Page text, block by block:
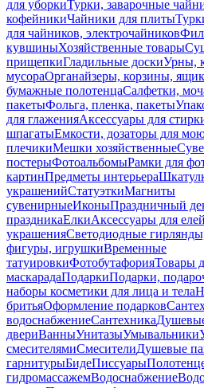
для уборкиТурки, заварочные
кофейникиЧайники для плиты
для чайников, электрочайников
кувшиныХозяйственные товары
прищепкиГладильные доскиУрны,
мусораОрганайзеры, корзины,
бумажные полотенцаСалфетки,
пакетыФольга, пленка, пакеты
для глаженияАксессуары для
шпагатыЕмкости, дозаторы для
плечикиМешки хозяйственные
постерыФотоальбомыРамки для
картинПредметы интерьера
украшенийСтатуэткиМагниты
сувенирныеИконыПраздничный
праздникаЕлкиАксессуары для
украшенияСветодиодные
фигуры, игрушкиВременные
татуировкиФотобутафорияТовары
маскарадаПодаркиПодарки,
наборы косметики для лица и тела
бритьяОформление подарков
водоснабжениеСантехника
двериВанныУнитазыУмывальники
смесителямиСмесителиДушевые
гарнитурыБидеПиссуары
гидромассажемВодоснабжение